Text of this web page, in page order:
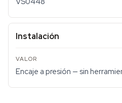
Instalación
Encaje a presión — sin